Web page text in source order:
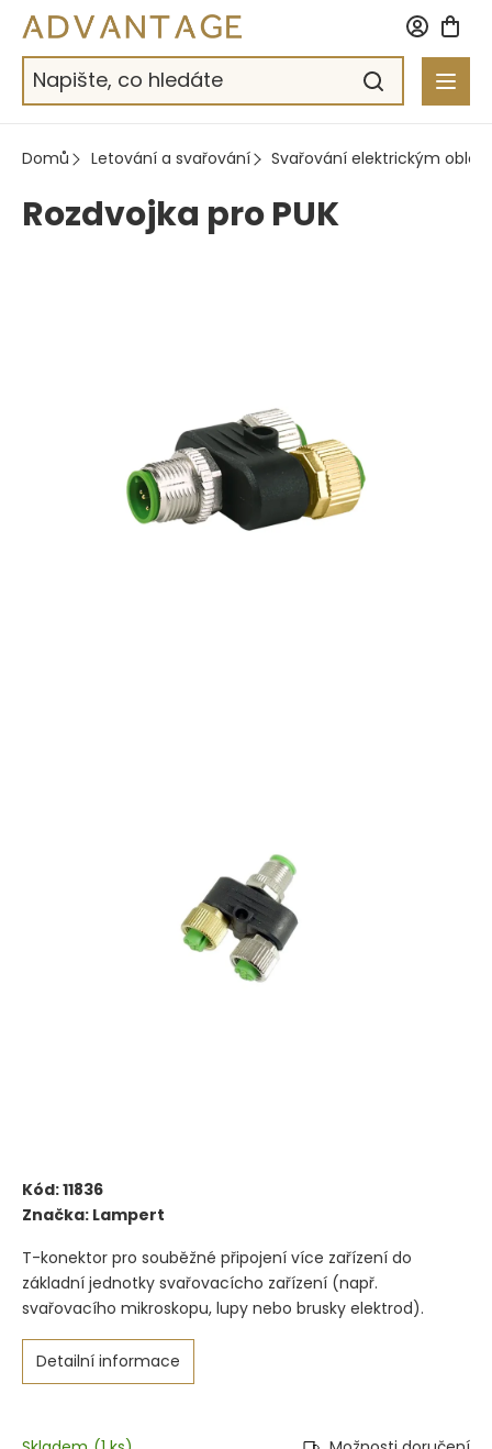
Přejít
obsah
Domů Letování a svařování Svařování elektrickým
Rozdvojka pro PUK
Kód:11836
Značka: Lampert
T-konektor pro souběžné připojení více zařízení do
základní jednotky svařovacícho zařízení (např.
svařovacího mikroskopu, lupy nebo brusky elektrod).
Detailní informace